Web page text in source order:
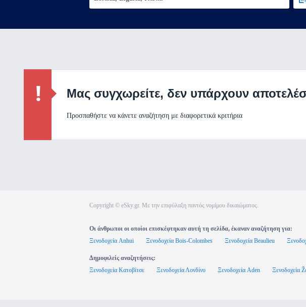
Μας συγχωρείτε, δεν υπάρχουν
Προσπαθήστε να κάνετε αναζήτηση με διαφορετικά κριτήρια
Copyright © eSky.gr. Με την επιφύλαξη παντός νομίμου δικαιώματος.
Οι άνθρωποι οι οποίοι επισκέφτηκαν αυτή τη σελίδα, έκαναν αναζήτηση για:
Ξενοδοχεία Anhui
Ξενοδοχεία Bois-Colombes Ξενοδοχεία Beaulieu
Δημοφιλείς αναζητήσεις:
Ξενοδοχεία Κατοβίτσε
Ξενοδοχεία Λονδίνο Ξενοδοχεία Aden Ξενοδοχεία